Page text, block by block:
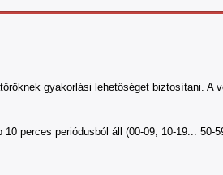
gyakorlási lehetőséget biztosítani.
perces periódusból áll (00-09, 10-19...